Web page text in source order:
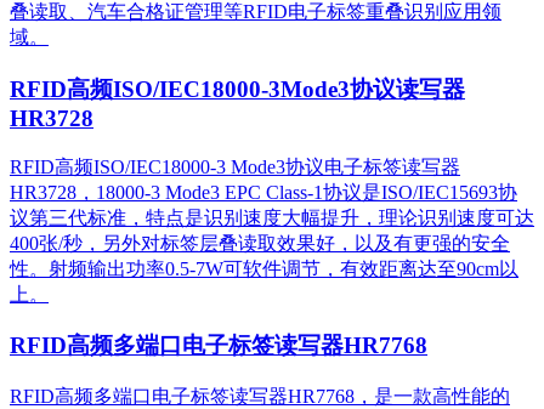
叠读取、汽车合格证管理等RFID电子标签重叠识别应用领
域。
RFID高频ISO/IEC18000-3Mode3协议读写器
HR3728
RFID高频ISO/IEC18000-3 Mode3协议电子标签读写器
HR3728，18000-3 Mode3 EPC Class-1协议是ISO/IEC15693协
议第三代标准，特点是识别速度大幅提升，理论识别速度可达
400张/秒，另外对标签层叠读取效果好，以及有更强的安全
性。射频输出功率0.5-7W可软件调节，有效距离达至90cm以
上。
RFID高频多端口电子标签读写器HR7768
RFID高频多端口电子标签读写器HR7768，是一款高性能的